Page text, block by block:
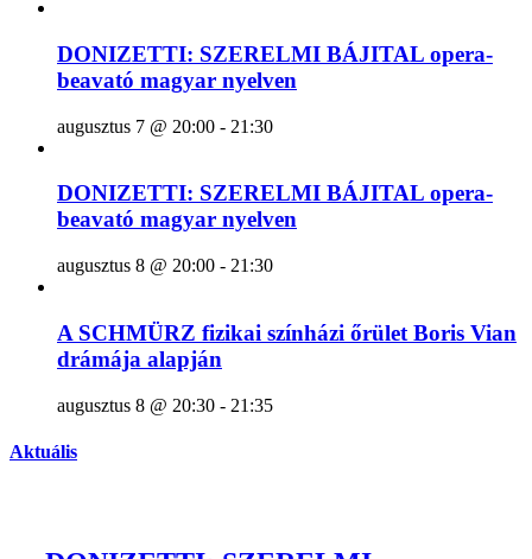
DONIZETTI: SZERELMI BÁJITAL opera-
beavató magyar nyelven
augusztus 7 @ 20:00 - 21:30
DONIZETTI: SZERELMI BÁJITAL opera-
beavató magyar nyelven
augusztus 8 @ 20:00 - 21:30
A SCHMÜRZ fizikai színházi őrület Boris Vian
drámája alapján
augusztus 8 @ 20:30 - 21:35
Aktuális